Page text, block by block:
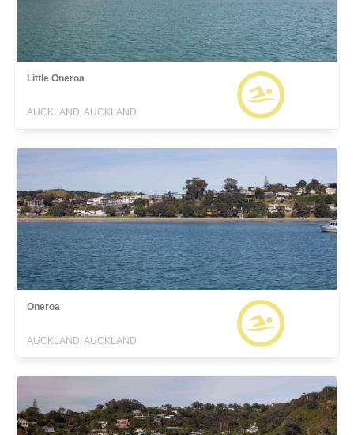
Little Oneroa
AUCKLAND, AUCKLAND
Oneroa
AUCKLAND, AUCKLAND